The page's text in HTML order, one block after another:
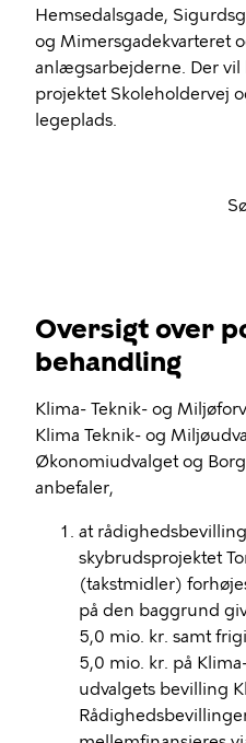
Hemsedalsgade,
og Mimersgadekvarteret
anlægsarbejderne. Der vil
projektet Skoleholdervej
legeplads.
Søren
/
Oversigt over
behandling
Klima- Teknik- og
Klima Teknik- og
Økonomiudvalget og
anbefaler,
at
skybrudsprojektet
(takstmidler)
på den baggrund
5,0 mio. kr. samt
5,0 mio. kr. på
udvalgets bevilling